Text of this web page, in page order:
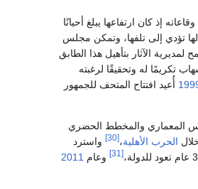
إذ كان ارتفاعها يبلغ أحيانًا
لها تؤدي إلى تلفها، وتمكن مجلس
سمح لمديرية الآثار بتأهيل هذا الطابق
تكريمًا له وتحقيقًا لرغبته
أُعيد افتتاح المتحف للجمهور
المعماري والمخطط الحضري
الحرب الأهلية،[30]
واسترد
[31] وعام 2011